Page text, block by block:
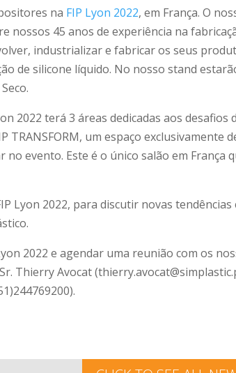
na FIP Lyon 2022, em França. O
nossos 45 anos de experiência na
industrializar e fabricar os seus
de silicone líquido. No nosso stand
2022 terá 3 áreas dedicadas aos
TRANSFORM, um espaço
evento. Este é o único salão em
Lyon 2022, para discutir novas
2022 e agendar uma reunião com os
Thierry Avocat